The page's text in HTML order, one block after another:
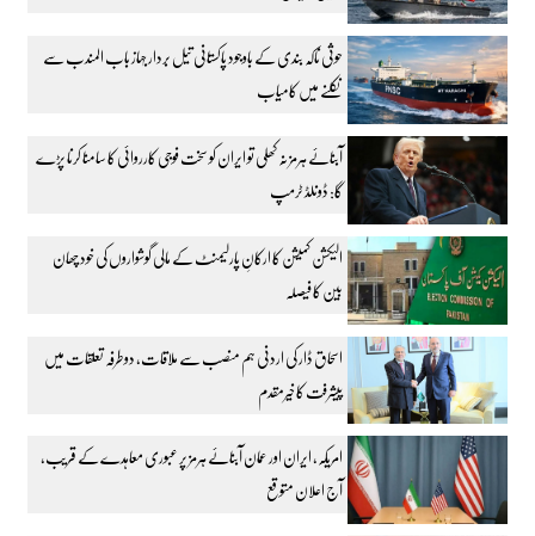
حوثی ناکہ بندی کے باوجود پاکستانی تیل بردار جہاز باب المندب سے
نکلنے میں کامیاب
آبنائے ہرمز نہ کھلی تو ایران کو سخت فوجی کارروائی کا سامنا کرنا پڑے
گا: ڈونلڈ ٹرمپ
الیکشن کمیشن کا ارکانِ پارلیمنٹ کے مالی گوشواروں کی خود چھان
بین کا فیصلہ
اسحاق ڈار کی اردنی ہم منصب سے ملاقات، دوطرفہ تعلقات میں
پیشرفت کا خیرمقدم
امریکہ، ایران اور عمان آبنائے ہرمز پر عبوری معاہدے کے قریب،
آج اعلان متوقع